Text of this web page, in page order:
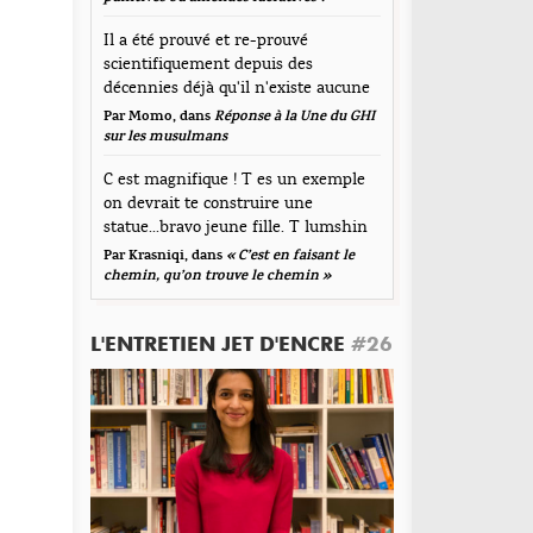
de messagerie*
entre hommes et femmes. Merci pour ce
Sans oublier : Peace, love, unity and having
Il a été prouvé et re-prouvé
scientifiquement depuis des
décennies déjà qu'il n'existe aucune
corrélation...
Par Momo, dans Réponse à la Une du GHI
sur les musulmans
C est magnifique ! T es un exemple
on devrait te construire une
statue...bravo jeune fille. T lumshin
durt
Par Krasniqi, dans « C’est en faisant le
chemin, qu’on trouve le chemin »
L'ENTRETIEN JET D'ENCRE #26